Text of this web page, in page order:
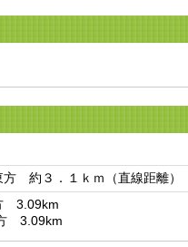
　約３．１ｋｍ（直線距離）
　3.09km
　3.09km